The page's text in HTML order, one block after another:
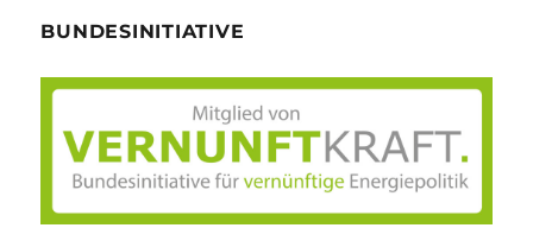
BUNDESINITIATIVE